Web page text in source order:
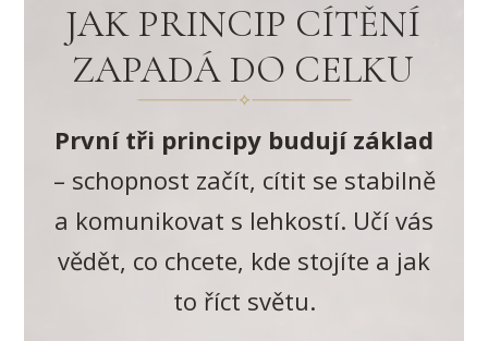
JAK PRINCIP CÍTĚNÍ
ZAPADÁ DO CELKU
První tři principy budují základ
– schopnost začít, cítit se stabilně
a komunikovat s lehkostí. Učí vás
vědět, co chcete, kde stojíte a jak
to říct světu.